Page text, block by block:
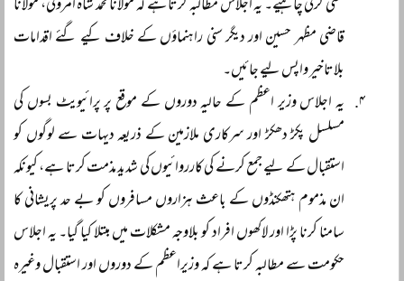
قاضی مظہر حسین اور دیگر سنی راہنماؤں کے خلاف کیے گئے اقدامات
بلاتاخیر واپس لیے جائیں۔
یہ اجلاس وزیر اعظم کے حالیہ دوروں کے موقع پر پرائیویٹ بسوں کی
مسلسل پکڑ دھکڑ اور سرکاری ملازمین کے ذریعہ دیہات سے لوگوں کو
استقبال کے لیے جمع کرنے کی کارروائیوں کی شدید مذمت کرتا ہے، کیونکہ
ان مذموم ہتھکنڈوں کے باعث ہزاروں مسافروں کو بے حد پریشانی کا
سامنا کرنا پڑا اور لاکھوں افراد کو بلاوجہ مشکلات میں مبتلا کیا گیا۔ یہ اجلاس
حکومت سے مطالبہ کرتا ہے کہ وزیراعظم کے دوروں اور استقبال وغیرہ